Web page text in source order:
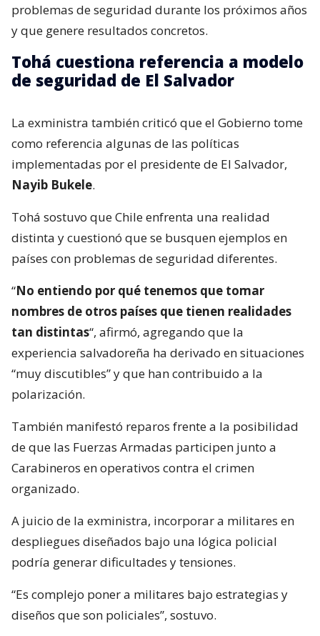
problemas de seguridad durante los próximos años
y que genere resultados concretos.
Tohá cuestiona referencia a modelo
de seguridad de El Salvador
La exministra también criticó que el Gobierno tome
como referencia algunas de las políticas
implementadas por el presidente de El Salvador,
Nayib Bukele.
Tohá sostuvo que Chile enfrenta una realidad
distinta y cuestionó que se busquen ejemplos en
países con problemas de seguridad diferentes.
“No entiendo por qué tenemos que tomar
nombres de otros países que tienen realidades
tan distintas“, afirmó, agregando que la
experiencia salvadoreña ha derivado en situaciones
“muy discutibles” y que han contribuido a la
polarización.
También manifestó reparos frente a la posibilidad
de que las Fuerzas Armadas participen junto a
Carabineros en operativos contra el crimen
organizado.
A juicio de la exministra, incorporar a militares en
despliegues diseñados bajo una lógica policial
podría generar dificultades y tensiones.
“Es complejo poner a militares bajo estrategias y
diseños que son policiales”, sostuvo.